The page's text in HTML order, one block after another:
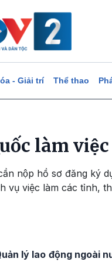
- Giải trí Thể thao
làm
nộp hồ sơ đăng ký
vụ việc làm các tỉnh,
lý lao động ngoài